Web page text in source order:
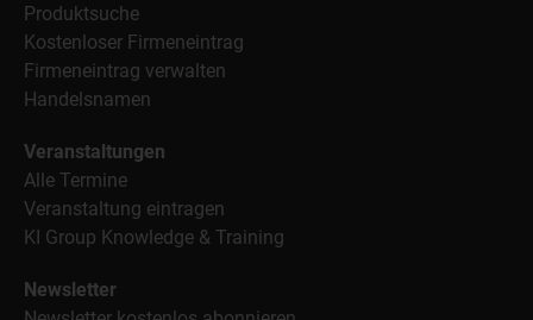
Produktsuche
Kostenloser Firmeneintrag
Firmeneintrag verwalten
Handelsnamen
Veranstaltungen
Alle Termine
Veranstaltung eintragen
KI Group Knowledge & Training
Newsletter